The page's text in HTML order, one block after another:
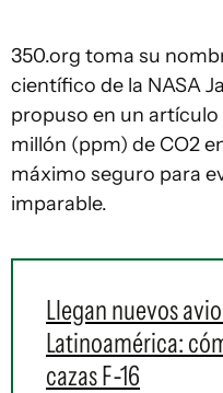
350.org toma su
científico de la NASA
propuso en un
millón (ppm) de CO2
máximo seguro para
imparable.
Llegan nuevos
Latinoamérica:
cazas F-16